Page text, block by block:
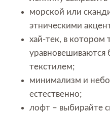
морской или
этническими
хай-тек, в котором
уравновешиваются
текстилем;
минимализм и
естественно;
лофт – выбирайте